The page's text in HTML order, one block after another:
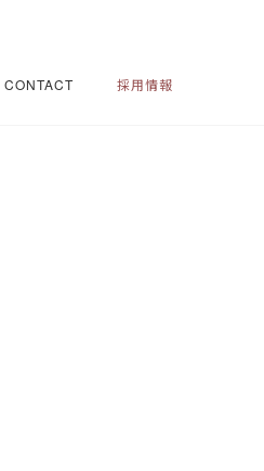
CONTACT 採用情報